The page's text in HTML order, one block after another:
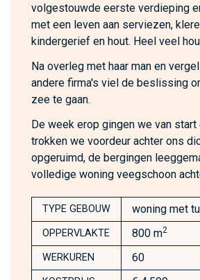
volgestouwde eerste verdieping
met een leven aan serviezen,
kindergerief en hout. Heel veel
Na overleg met haar man en
andere firma's viel de beslissing
zee te gaan.
De week erop gingen we van start
trokken we voordeur achter ons
opgeruimd, de bergingen
volledige woning veegschoon
TYPE GEBOUW woning met
OPPERVLAKTE 800 m2
WERKUREN 60